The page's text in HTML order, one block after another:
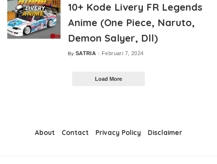
10+ Kode Livery FR Legends
Anime (One Piece, Naruto,
Demon Salyer, Dll)
Posted
By SATRIA Februari 7, 2024
Load More
About Contact Privacy Policy Disclaimer